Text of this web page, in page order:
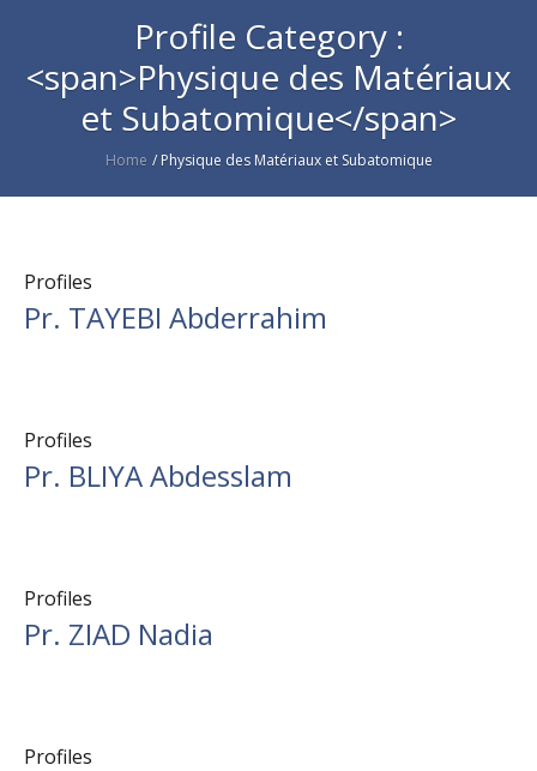
Profile Category :
<span>Physique des Matériaux
et Subatomique</span>
Home / Physique des Matériaux et Subatomique
Profiles
Pr. TAYEBI Abderrahim
Profiles
Pr. BLIYA Abdesslam
Profiles
Pr. ZIAD Nadia
Profiles